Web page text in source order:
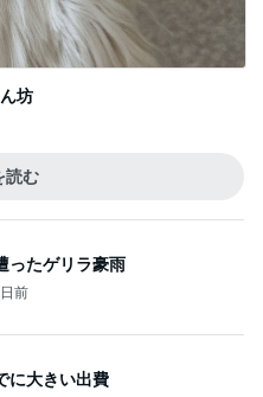
坊
読む
ったゲリラ豪雨
前
に大きい出費